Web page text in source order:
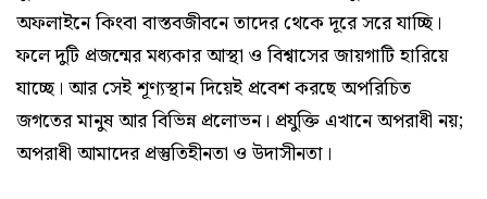
অফলাইনে কিংবা বাস্তবজীবনে তাদের থেকে দূরে সরে যাচ্ছি।
ফলে দুটি প্রজন্মের মধ্যকার আস্থা ও বিশ্বাসের জায়গাটি হারিয়ে
যাচ্ছে। আর সেই শূণ্যস্থান দিয়েই প্রবেশ করছে অপরিচিত
জগতের মানুষ আর বিভিন্ন প্রলোভন। প্রযুক্তি এখানে অপরাধী নয়;
অপরাধী আমাদের প্রস্তুতিহীনতা ও উদাসীনতা।